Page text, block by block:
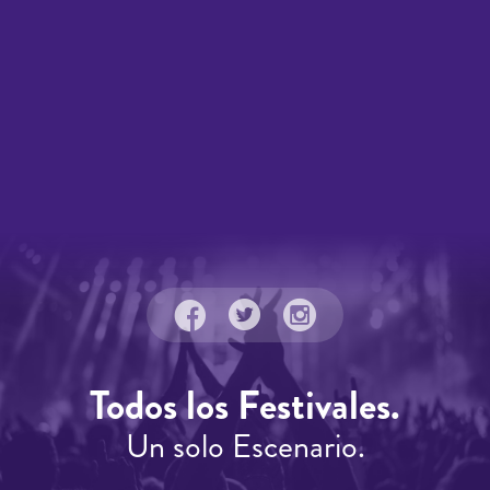
Todos los Festivales.
Un solo Escenario.